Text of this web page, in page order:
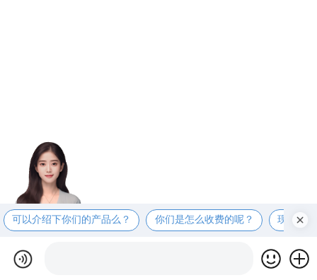
可以介绍下你们的产品么？ 你们是怎么收费的呢？ 现在有